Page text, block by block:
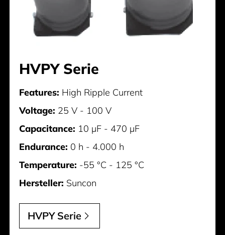
HVPY Serie
Features: High Ripple Current
Voltage: 25 V - 100 V
Capacitance: 10 µF - 470 µF
Endurance: 0 h - 4.000 h
Temperature: -55 °C - 125 °C
Hersteller: Suncon
HVPY Serie